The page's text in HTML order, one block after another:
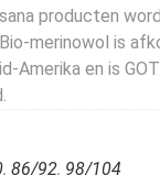
producten
merinowol is
Amerika en is
, 86/92, 98/104